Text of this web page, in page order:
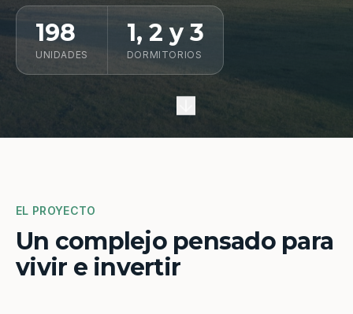
198
UNIDADES
1, 2 y 3
DORMITORIOS
EL PROYECTO
Un complejo pensado para
vivir e invertir